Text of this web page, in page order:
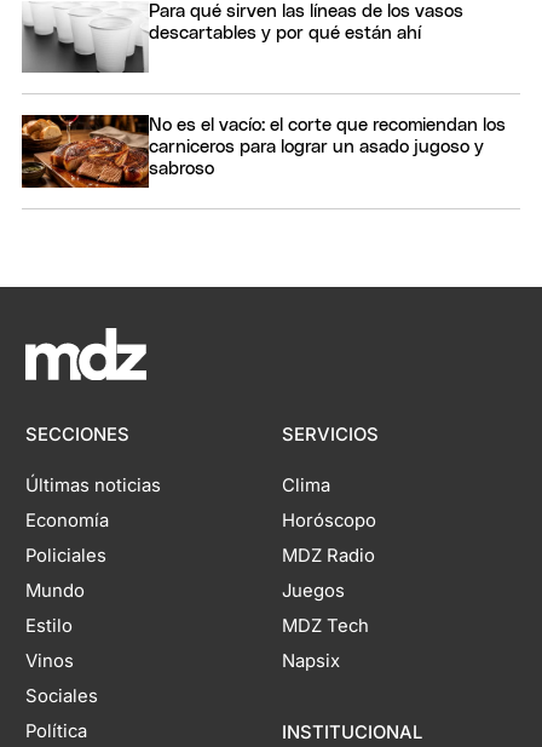
Para qué sirven las líneas de los vasos
descartables y por qué están ahí
No es el vacío: el corte que recomiendan los
carniceros para lograr un asado jugoso y
sabroso
SECCIONES
Últimas noticias
Economía
Policiales
Mundo
Estilo
Vinos
Sociales
Política
SERVICIOS
Clima
Horóscopo
MDZ Radio
Juegos
MDZ Tech
Napsix
INSTITUCIONAL